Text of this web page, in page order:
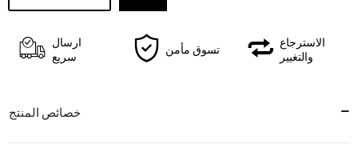
ارسال
سريع
تسوق مأمن
الاسترجاع
والتغيير
خصائص المنتج